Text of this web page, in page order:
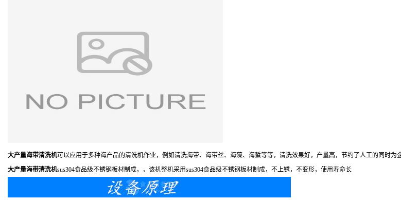
大产量海带清洗机可以应用于多种海产品的清洗机作业，例如清洗海带、海带丝、海藻、海蜇等等，清洗效果好，产量高，节约了人工的同时为
大产量海带清洗机sus304食品级不锈钢板材制成，，该机整机采用sus304食品级不锈钢板材制成，不上锈，不变形，使用寿命长